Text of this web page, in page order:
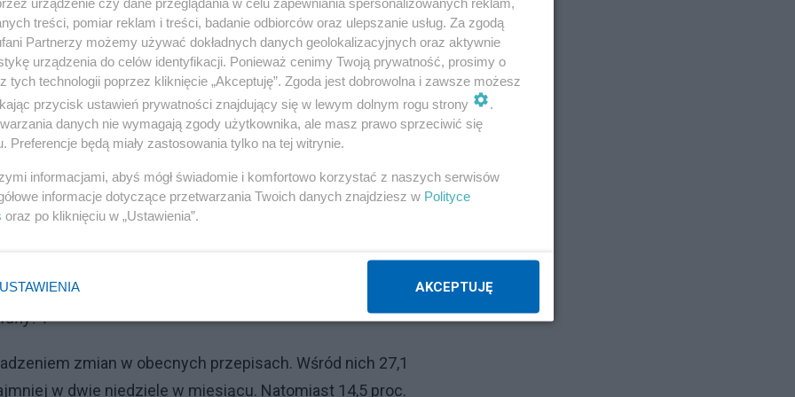
wolną Wigilię, ale jednocześnie skierował ją do
Decyzja ta wynikała z obaw zgłaszanych przez
pracowników handlu.
dostosowanie przepisów do potrzeb konsumentów oraz
i przedsiębiorców.
przepisów
Reklama
z obowiązujących przepisów. W sondażu
Polski zapytano ankietowanych:
zmian w obecnych przepisach. Wśród nich 27,1
w dwie niedziele w miesiącu. Natomiast 14,5 proc.
treści, pomiar reklam i treści, badanie odbiorców oraz ulepszanie usług. Za zgodą
Partnerzy możemy używać dokładnych danych geolokalizacyjnych oraz aktywnie
urządzenia do celów identyfikacji. Ponieważ cenimy Twoją prywatność, prosimy o
tych technologii poprzez kliknięcie „Akceptuję”. Zgoda jest dobrowolna i zawsze możesz
przycisk ustawień prywatności znajdujący się w lewym dolnym rogu strony
.
danych nie wymagają zgody użytkownika, ale masz prawo sprzeciwić się
Preferencje będą miały zastosowania tylko na tej witrynie.
informacjami, abyś mógł świadomie i komfortowo korzystać z naszych serwisów
informacje dotyczące przetwarzania Twoich danych znajdziesz w Polityce
oraz po kliknięciu w „Ustawienia”.
USTAWIENIA AKCEPTUJĘ